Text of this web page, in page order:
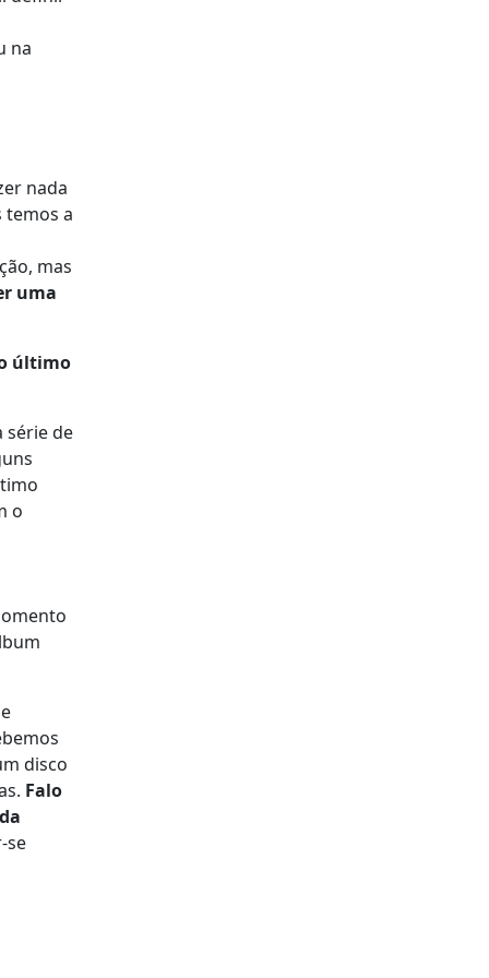
na
nada
temos a
mas
uma
último
série de
o
disco
Falo
se